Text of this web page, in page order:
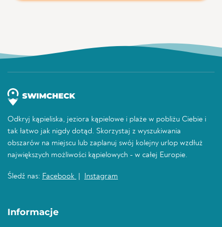
Odkryj kąpieliska, jeziora kąpielowe i plaże w pobliżu Ciebie i
tak łatwo jak nigdy dotąd. Skorzystaj z wyszukiwania
obszarów na miejscu lub zaplanuj swój kolejny urlop wzdłuż
największych możliwości kąpielowych - w całej Europie.
Śledź nas: Facebook Instagram
Informacje